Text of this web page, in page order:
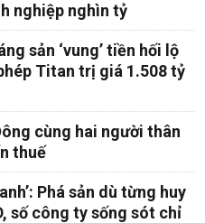
nghiệp nghìn tỷ
sản ‘vung’ tiền hối lộ
Titan trị giá 1.508 tỷ
cùng hai người thân
thuế
Phá sản dù từng huy
số công ty sống sót chỉ